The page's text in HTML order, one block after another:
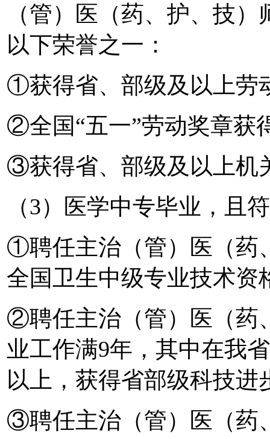
（管）医（药、护、技
以下荣誉之一：
①获得省、部级及以上劳
②全国“五一”劳动奖章获
③获得省、部级及以上机
（3）医学中专毕业，且
①聘任主治（管）医（药
全国卫生中级专业技术资
②聘任主治（管）医（药
业工作满9年，其中在我
以上，获得省部级科技
③聘任主治（管）医（药